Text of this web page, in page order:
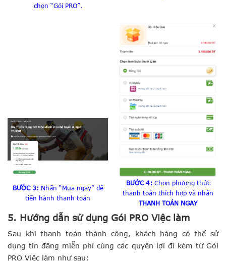
chọn “Gói PRO”.
BƯỚC 3: Nhấn “Mua ngay” để
tiến hành thanh toán
BƯỚC 4: Chọn phương thức
thanh toán thích hợp và nhấn
THANH TOÁN NGAY
5. Hướng dẫn sử dụng Gói PRO Việc làm
Sau khi thanh toán thành công, khách hàng có thể sử
dụng tin đăng miễn phí cùng các quyền lợi đi kèm từ Gói
PRO Việc làm như sau: